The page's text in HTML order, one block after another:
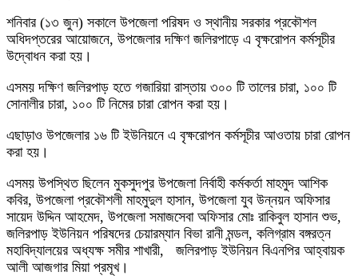
শনিবার (১৩ জুন) সকালে উপজেলা পরিষদ ও স্থানীয় সরকার প্রকৌশল
অধিদপ্তরের আয়োজনে, উপজেলার দক্ষিণ জলিরপাড়ে এ বৃক্ষরোপন কর্মসূচীর
উদ্বোধন করা হয়।
এসময় দক্ষিণ জলিরপাড় হতে গজারিয়া রাস্তায় ৩০০ টি তালের চারা, ১০০ টি
সোনালীর চারা, ১০০ টি নিমের চারা রোপন করা হয়।
এছাড়াও উপজেলার ১৬ টি ইউনিয়নে এ বৃক্ষরোপন কর্মসূচীর আওতায় চারা রোপন
করা হয়।
এসময় উপস্থিত ছিলেন মুকসুদপুর উপজেলা নির্বাহী কর্মকর্তা মাহমুদ আশিক
কবির, উপজেলা প্রকৌশলী মাহমুদুল হাসান, উপজেলা যুব উন্নয়ন অফিসার
সায়েদ উদ্দিন আহমেদ, উপজেলা সমাজসেবা অফিসার মোঃ রাকিবুল হাসান শুভ,
জলিরপাড় ইউনিয়ন পরিষদের চেয়ারম্যান বিভা রানী মন্ডল, কলিগ্রাম বঙ্গরত্ন
মহাবিদ্যালয়ের অধ্যক্ষ সমীর শাখারী, জলিরপাড় ইউনিয়ন বিএনপির আহ্বায়ক
আলী আজগার মিয়া প্রমূখ।